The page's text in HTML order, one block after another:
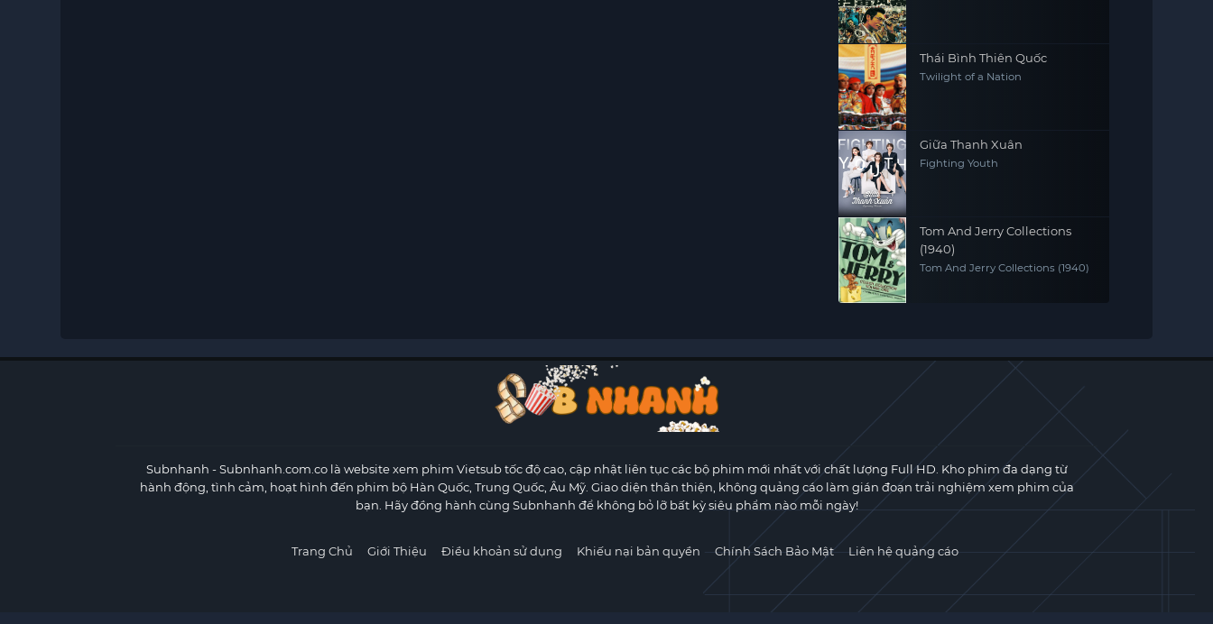
Thái Bình Thiên Quốc
Twilight of a Nation
Giữa Thanh Xuân
Fighting Youth
Tom And Jerry Collections
(1940)
Tom And Jerry Collections (1940)
Subnhanh - Subnhanh.com.co là website xem phim Vietsub tốc độ cao, cập nhật liên tục các bộ phim mới nhất với chất lượng Full HD. Kho phim đa dạng từ
hành động, tình cảm, hoạt hình đến phim bộ Hàn Quốc, Trung Quốc, Âu Mỹ. Giao diện thân thiện, không quảng cáo làm gián đoạn trải nghiệm xem phim của
bạn. Hãy đồng hành cùng Subnhanh để không bỏ lỡ bất kỳ siêu phẩm nào mỗi ngày!
Trang Chủ Giới Thiệu Điều khoản sử dụng Khiếu nại bản quyền Chính Sách Bảo Mật Liên hệ quảng cáo